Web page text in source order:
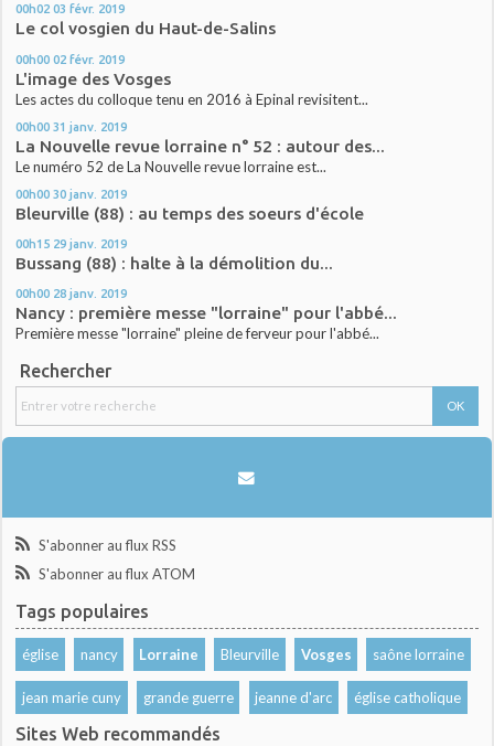
00h02 03 févr. 2019
Le col vosgien du Haut-de-Salins
00h00 02 févr. 2019
L'image des Vosges
Les actes du colloque tenu en 2016 à Epinal revisitent...
00h00 31 janv. 2019
La Nouvelle revue lorraine n° 52 : autour des...
Le numéro 52 de La Nouvelle revue lorraine est...
00h00 30 janv. 2019
Bleurville (88) : au temps des soeurs d'école
00h15 29 janv. 2019
Bussang (88) : halte à la démolition du...
00h00 28 janv. 2019
Nancy : première messe "lorraine" pour l'abbé...
Première messe "lorraine" pleine de ferveur pour l'abbé...
Rechercher
S'abonner au flux RSS
S'abonner au flux ATOM
Tags populaires
église nancy Lorraine Bleurville Vosges saône lorraine
jean marie cuny grande guerre jeanne d'arc église catholique
Sites Web recommandés